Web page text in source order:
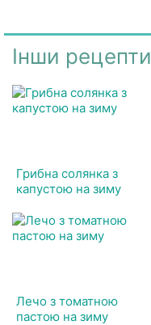
Інши рецепти
Грибна солянка з
капустою на зиму
Лечо з томатною
пастою на зиму